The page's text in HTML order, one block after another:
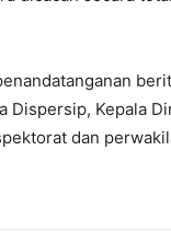
Kepala
dan